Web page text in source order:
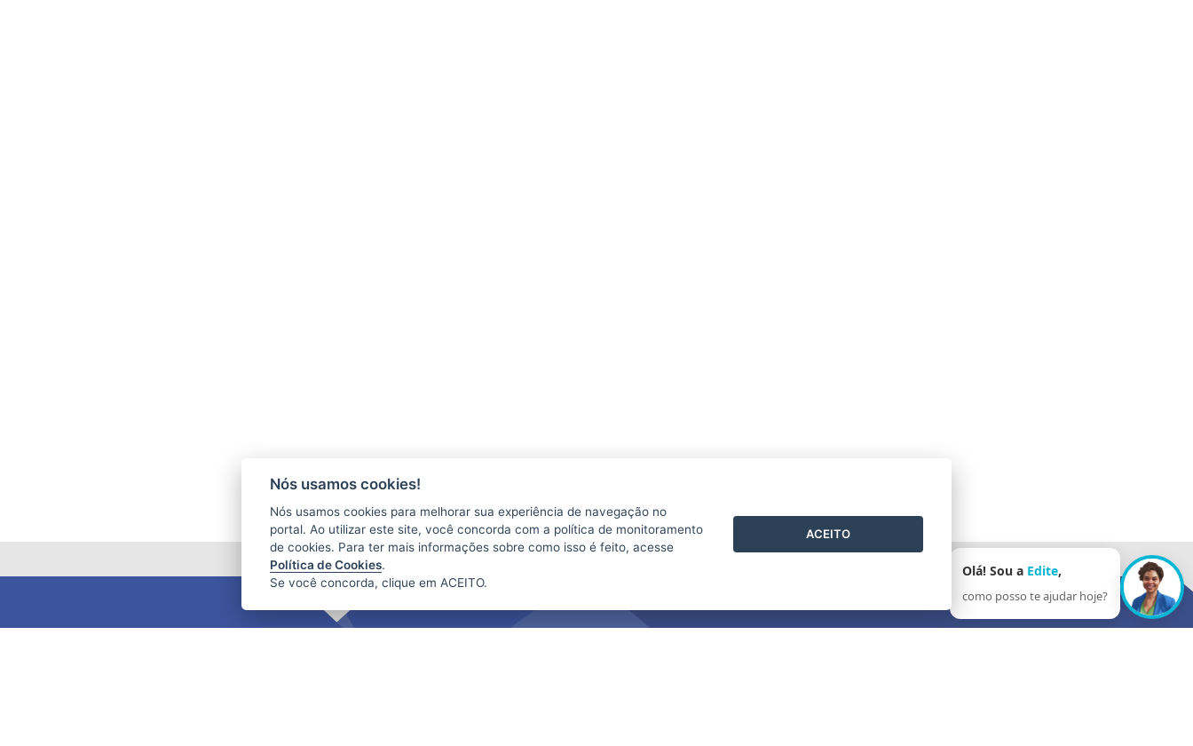
Olá! Sou a Edite,
como posso te ajudar hoje?
Nós usamos cookies!
Nós usamos cookies para melhorar sua experiência de navegação no
portal. Ao utilizar este site, você concorda com a política de monitoramento
de cookies. Para ter mais informações sobre como isso é feito, acesse
Política de Cookies.
Se você concorda, clique em ACEITO.
ACEITO